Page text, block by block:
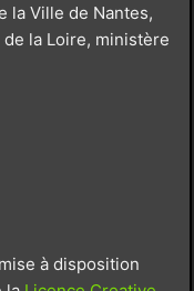
la Ville de Nantes,
de la Loire, ministère
à disposition